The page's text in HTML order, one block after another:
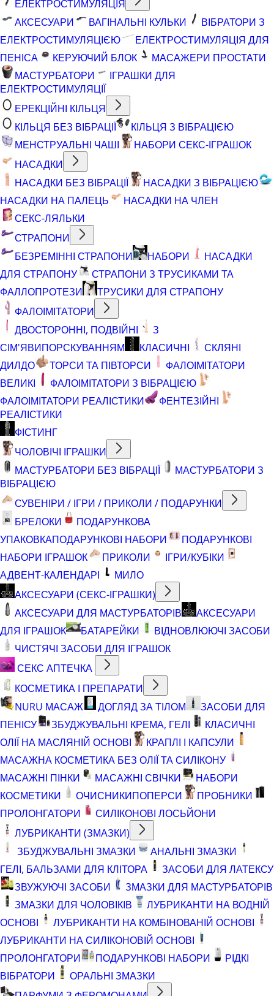
ЕЛЕКТРОСТИМУЛЯЦІЯ
АКСЕСУАРИ
ВАГІНАЛЬНІ КУЛЬКИ
ВІБРАТОРИ З
ЕЛЕКТРОСТИМУЛЯЦІЄЮ
ЕЛЕКТРОСТИМУЛЯЦІЯ ДЛЯ
ПЕНІСА
КЕРУЮЧИЙ БЛОК
МАСАЖЕРИ ПРОСТАТИ
МАСТУРБАТОРИ
ІГРАШКИ ДЛЯ
ЕЛЕКТРОСТИМУЛЯЦІЇ
ЕРЕКЦІЙНІ КІЛЬЦЯ
КІЛЬЦЯ БЕЗ ВІБРАЦІЇ
КІЛЬЦЯ З ВІБРАЦІЄЮ
МЕНСТРУАЛЬНІ ЧАШІ
НАБОРИ СЕКС-ІГРАШОК
НАСАДКИ
НАСАДКИ БЕЗ ВІБРАЦІЇ
НАСАДКИ З ВІБРАЦІЄЮ
НАСАДКИ НА ПАЛЕЦЬ
НАСАДКИ НА ЧЛЕН
СЕКС-ЛЯЛЬКИ
СТРАПОНИ
БЕЗРЕМІННІ СТРАПОНИ
НАБОРИ
НАСАДКИ
ДЛЯ СТРАПОНУ
СТРАПОНИ З ТРУСИКАМИ ТА
ФАЛЛОПРОТЕЗИ
ТРУСИКИ ДЛЯ СТРАПОНУ
ФАЛОІМІТАТОРИ
ДВОСТОРОННІ, ПОДВІЙНІ
З
СІМ'ЯВИПОРСКУВАННЯМ
КЛАСИЧНІ
СКЛЯНІ
ДИЛДО
ТОРСИ ТА ПІВТОРСИ
ФАЛОІМІТАТОРИ
ВЕЛИКІ
ФАЛОІМІТАТОРИ З ВІБРАЦІЄЮ
ФАЛОІМІТАТОРИ РЕАЛІСТИКИ
ФЕНТЕЗІЙНІ
РЕАЛІСТИКИ
ФІСТИНГ
ЧОЛОВІЧІ ІГРАШКИ
МАСТУРБАТОРИ БЕЗ ВІБРАЦІЇ
МАСТУРБАТОРИ З
ВІБРАЦІЄЮ
СУВЕНІРИ / ІГРИ / ПРИКОЛИ / ПОДАРУНКИ
БРЕЛОКИ
ПОДАРУНКОВА
УПАКОВКАПОДАРУНКОВІ НАБОРИ
ПОДАРУНКОВІ
НАБОРИ ІГРАШОК
ПРИКОЛИ
ІГРИ/КУБІКИ
АДВЕНТ-КАЛЕНДАРІ
МИЛО
АКСЕСУАРИ (СЕКС-ІГРАШКИ)
АКСЕСУАРИ ДЛЯ МАСТУРБАТОРІВ
АКСЕСУАРИ
ДЛЯ ІГРАШОК
БАТАРЕЙКИ
ВІДНОВЛЮЮЧІ ЗАСОБИ
ЧИСТЯЧІ ЗАСОБИ ДЛЯ ІГРАШОК
СЕКС АПТЕЧКА
КОСМЕТИКА І ПРЕПАРАТИ
NURU МАСАЖ
ДОГЛЯД ЗА ТІЛОМ
ЗАСОБИ ДЛЯ
ПЕНІСУ
ЗБУДЖУВАЛЬНІ КРЕМА, ГЕЛІ
КЛАСИЧНІ
ОЛІЇ НА МАСЛЯНІЙ ОСНОВІ
КРАПЛІ І КАПСУЛИ
МАСАЖНА КОСМЕТИКА БЕЗ ОЛІЇ ТА СИЛІКОНУ
МАСАЖНІ ПІНКИ
МАСАЖНІ СВІЧКИ
НАБОРИ
КОСМЕТИКИ
ОЧИСНИКИПОПЕРСИ
ПРОБНИКИ
ПРОЛОНГАТОРИ
СИЛІКОНОВІ ЛОСЬЙОНИ
ЛУБРИКАНТИ (ЗМАЗКИ)
ЗБУДЖУВАЛЬНІ ЗМАЗКИ
АНАЛЬНІ ЗМАЗКИ
ГЕЛІ, БАЛЬЗАМИ ДЛЯ КЛІТОРА
ЗАСОБИ ДЛЯ ЛАТЕКСУ
ЗВУЖУЮЧІ ЗАСОБИ
ЗМАЗКИ ДЛЯ МАСТУРБАТОРІВ
ЗМАЗКИ ДЛЯ ЧОЛОВІКІВ
ЛУБРИКАНТИ НА ВОДНІЙ
ОСНОВІ
ЛУБРИКАНТИ НА КОМБІНОВАНІЙ ОСНОВІ
ЛУБРИКАНТИ НА СИЛІКОНОВІЙ ОСНОВІ
ПРОЛОНГАТОРИ
ПОДАРУНКОВІ НАБОРИ
РІДКІ
ВІБРАТОРИ
ОРАЛЬНІ ЗМАЗКИ